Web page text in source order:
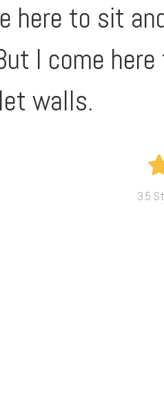
here to sit
I come
walls.
3.5